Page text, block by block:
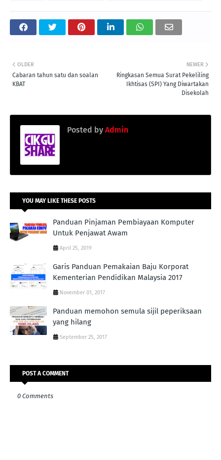
NEWER
Ringkasan Semua Surat Pekeliling
Ikhtisas (SPI) Yang Diwartakan
Disekolah
OLDER
Cabaran tahun satu dan soalan
KBAT
Posted by Admin
YOU MAY LIKE THESE POSTS
Panduan Pinjaman Pembiayaan Komputer
Untuk Penjawat Awam
April 25, 2019
Garis Panduan Pemakaian Baju Korporat
Kementerian Pendidikan Malaysia 2017
November 01, 2017
Panduan memohon semula sijil peperiksaan
yang hilang
September 25, 2017
POST A COMMENT
0 Comments